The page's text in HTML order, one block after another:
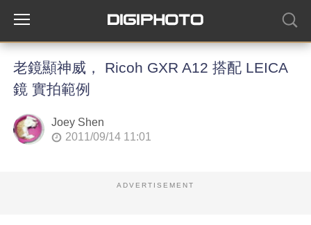
老鏡顯神威， Ricoh GXR A12 搭配 LEICA
鏡 實拍範例
Joey Shen
2011/09/14 11:01
ADVERTISEMENT